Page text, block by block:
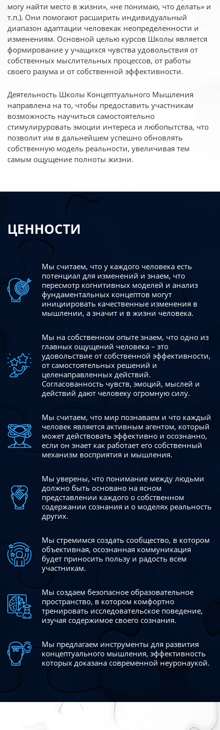
могу найти место в жизни», «не понимаю, что делать» и
т.п.). Они помогают расширить индивидуальный
диапазон адаптации человекак неопределенности и
изменениям. Основной целью курсов Школы является
формирование у учащихся чувства удовольствия от
собственных мыслительных процессов, от работы
своего разума и от собственной эффективности.
Деятельность Школы Концептуального Мышления
направлена на то, чтобы предоставить участникам
возможность научиться самостоятельно
стимулируровать эмоции интереса и любопытства, что
позволит им в дальнейшем успешно обновлять
собственную модель реальности, увеличивая тем
самым ощущение полноты жизни.
ЦЕННОСТИ
Мы считаем, что у каждого человека есть
потенциал для изменений и знаем, что
пересмотр когнитивных моделей и анализ
фундаментальных концептов могут
инициировать качественные изменения в
мышлении, а значит и в жизни человека.
Мы на собственном опыте знаем, что одно из
главных ощущений человека – это
удовольствие от собственной эффективности,
от самостоятельных решений и
целенаправленных действий.
Согласованность чувств, эмоций, мыслей и
действий дают человеку огромную силу.
Мы считаем, что мир познаваем и что каждый
человек является активным агентом, который
может действовать эффективно и осознанно,
если он знает как работает его собственный
механизм восприятия и мышления.
Мы уверены, что понимание между людьми
должно быть основано на ясном
представлении каждого о собственном
содержании сознания и о моделях реальность
других.
Мы стремимся создать сообщество, в котором
объективная, осознанная коммуникация
будет приносить пользу и радость всем
участникам.
Мы создаем безопасное образовательное
пространство, в котором комфортно
тренировать исследовательское поведение,
изучая содержимое своего сознания.
Мы предлагаем инструменты для развития
концептуального мышления, эффективность
которых доказана современной неуронаукой.